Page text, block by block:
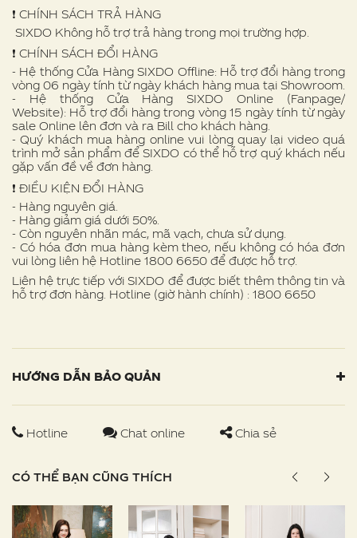
❗️ CHÍNH SÁCH TRẢ HÀNG
SIXDO Không hỗ trợ trả hàng trong mọi trường hợp.
❗️ CHÍNH SÁCH ĐỔI HÀNG
- Hệ thống Cửa Hàng SIXDO Offline: Hỗ trợ đổi hàng trong
vòng 06 ngày tính từ ngày khách hàng mua tại Showroom.
- Hệ thống Cửa Hàng SIXDO Online (Fanpage/
Website): Hỗ trợ đổi hàng trong vòng 15 ngày tính từ ngày
sale Online lên đơn và ra Bill cho khách hàng.
- Quý khách mua hàng online vui lòng quay lại video quá
trình mở sản phẩm để SIXDO có thể hỗ trợ quý khách nếu
gặp vấn đề về đơn hàng.
❗ ️ĐIỀU KIỆN ĐỔI HÀNG
- Hàng nguyên giá.
- Hàng giảm giá dưới 50%.
- Còn nguyên nhãn mác, mã vạch, chưa sử dụng.
- Có hóa đơn mua hàng kèm theo, nếu không có hóa đơn
vui lòng liên hệ Hotline 1800 6650 để được hỗ trợ.
Liên hệ trực tiếp với SIXDO để được biết thêm thông tin và
hỗ trợ đơn hàng. Hotline (giờ hành chính) : 1800 6650
HƯỚNG DẪN BẢO QUẢN
Hotline Chat online Chia sẻ
CÓ THỂ BẠN CŨNG THÍCH